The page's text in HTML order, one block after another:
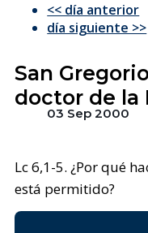
<< día anterior
día siguiente >>
San
doctor de la
03 Sep 2000
Lc 6,1-5. ¿Por qué
está permitido?